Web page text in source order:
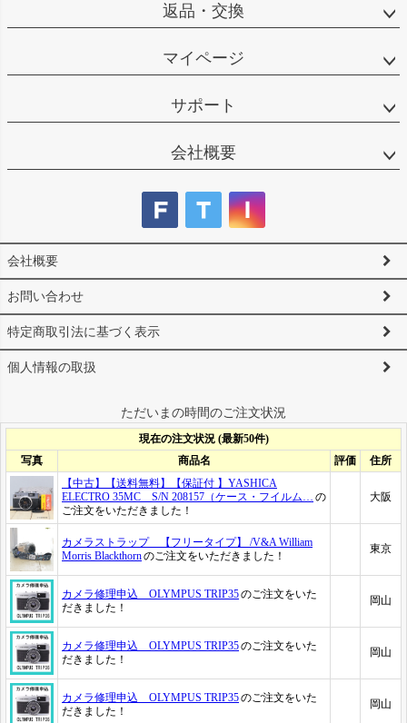
返品・交換
マイページ
サポート
会社概要
会社概要
お問い合わせ
特定商取引法に基づく表示
個人情報の取扱
ただいまの時間のご注文状況